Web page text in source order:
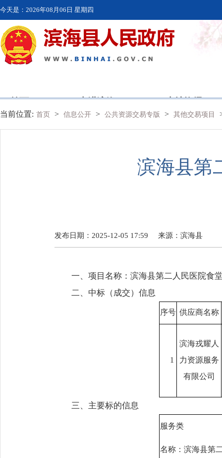
今天是： 2026年08月06日 星期四
首页 走进滨海 本地资讯
当前位置: 首页 > 信息公开 > 公共资源交易专版 > 其他交易项目
滨海县第
发布日期：2025-12-05 17:59 来源： 滨海县
一、项目名称：滨海县第二人民医院食
二、中标（成交）信息
序号 供应商名称
1
滨海戎耀人
力资源服务
有限公司
三、主要标的信息
服务类
名称：滨海县第